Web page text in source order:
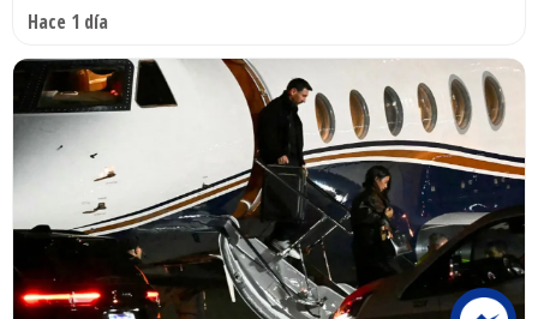
Hace 1 día